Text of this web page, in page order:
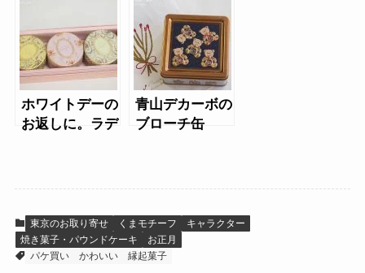
ホワイトデーの
お返しに。ラデ
青山デカーボの
ブローチ缶
東京のお取り寄せ くまモチーフ
キャラクター
焼き菓子・パウンドケーキ
お正月
パケ買い
かわいい 縁起菓子